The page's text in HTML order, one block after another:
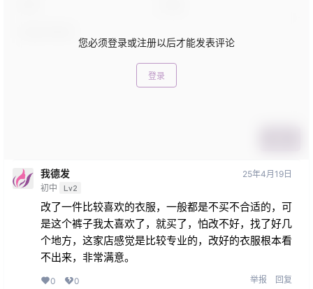
您必须登录或注册以后才能发表评论
登录
我德发
初中 Lv2
25年4月19日
改了一件比较喜欢的衣服，一般都是不买不合适的，可
是这个裤子我太喜欢了，就买了，怕改不好，找了好几
个地方，这家店感觉是比较专业的，改好的衣服根本看
不出来，非常满意。
0 0 举报 回复